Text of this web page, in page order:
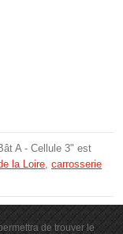
A - Cellule 3" est
la Loire, carrosserie
de trouver le